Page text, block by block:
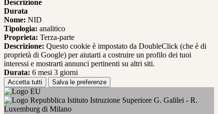
Descrizione
Durata
Nome: NID
Tipologia: analitico
Proprieta: Terza-parte
Descrizione: Questo cookie è impostato da DoubleClick (che è di
proprietà di Google) per aiutarti a costruire un profilo dei tuoi
interessi e mostrarti annunci pertinenti su altri siti.
Durata: 6 mesi 3 giorni
Accetta tutti Salva le preferenze
Istituto Istruzione Superiore G. Galilei - R.
Luxemburg di Milano